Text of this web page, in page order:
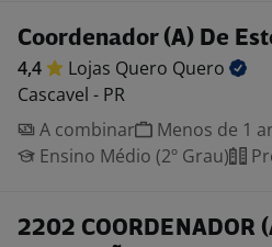
Coordenador (A) De
4,4 Lojas Quero Quero
Cascavel - PR
A combinar
Menos de 1
Ensino Médio (2º Grau)
2202 COORDENADOR